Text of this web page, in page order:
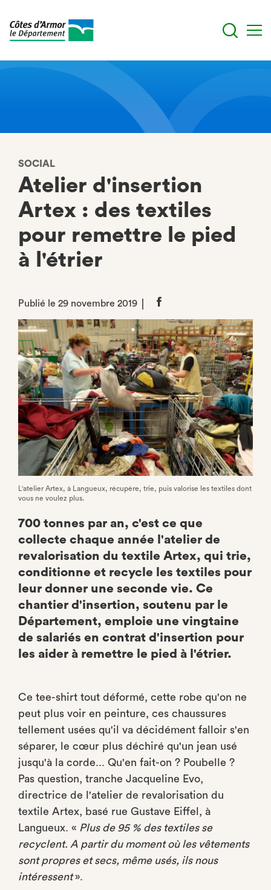
SOCIAL
Atelier d'insertion
Artex : des textiles
pour remettre le pied
à l'étrier
Publié le 29 novembre 2019
Partager
Facebook
L'atelier Artex, à Langueux, récupère, trie, puis valorise les textiles dont
vous ne voulez plus.
700 tonnes par an, c'est ce que
collecte chaque année l'atelier de
revalorisation du textile Artex, qui trie,
conditionne et recycle les textiles pour
leur donner une seconde vie. Ce
chantier d'insertion, soutenu par le
Département, emploie une vingtaine
de salariés en contrat d'insertion pour
les aider à remettre le pied à l'étrier.
Ce tee-shirt tout déformé, cette robe qu'on ne
peut plus voir en peinture, ces chaussures
tellement usées qu'il va décidément falloir s'en
séparer, le cœur plus déchiré qu'un jean usé
jusqu'à la corde... Qu'en fait-on ? Poubelle ?
Pas question, tranche Jacqueline Evo,
directrice de l'atelier de revalorisation du
textile Artex, basé rue Gustave Eiffel, à
Langueux. « Plus de 95 % des textiles se
recyclent. A partir du moment où les vêtements
sont propres et secs, même usés, ils nous
intéressent».